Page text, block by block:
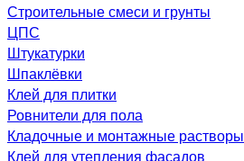
Строительные смеси и грунты
ЦПС
Штукатурки
Шпаклёвки
Клей для плитки
Ровнители для пола
Кладочные и монтажные растворы
Клей для утепления фасадов